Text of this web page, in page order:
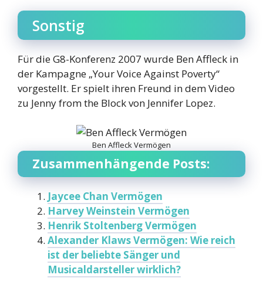
Sonstig
Für die G8-Konferenz 2007 wurde Ben Affleck in
der Kampagne „Your Voice Against Poverty“
vorgestellt. Er spielt ihren Freund in dem Video
zu Jenny from the Block von Jennifer Lopez.
Ben Affleck Vermögen
Zusammenhängende Posts:
Jaycee Chan Vermögen
Harvey Weinstein Vermögen
Henrik Stoltenberg Vermögen
Alexander Klaws Vermögen: Wie reich
ist der beliebte Sänger und
Musicaldarsteller wirklich?